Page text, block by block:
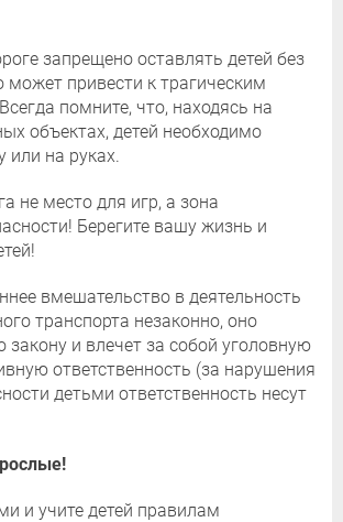
запрещено оставлять детей без
может привести к трагическим
помните, что, находясь на
объектах, детей необходимо
или на руках.
не место для игр, а зона
Берегите вашу жизнь и
вмешательство в деятельность
транспорта незаконно, оно
закону и влечет за собой уголовную
ответственность (за нарушения
детьми ответственность несут
и учите детей правилам